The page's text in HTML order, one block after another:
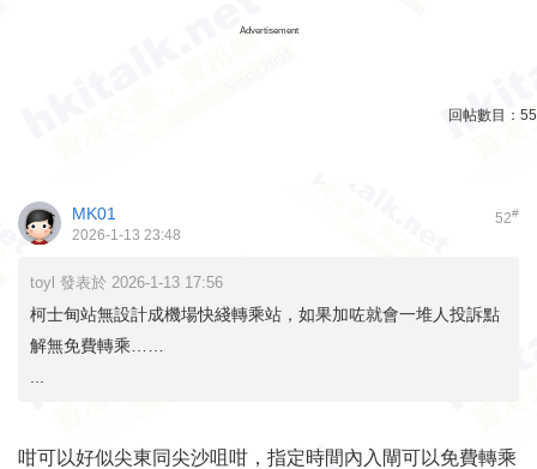
Advertisement
回帖數目： 55
52#
MK01
2026-1-13 23:48
toyl 發表於 2026-1-13 17:56
柯士甸站無設計成機場快綫轉乘站，如果加咗就會一堆人投訴點
解無免費轉乘……
咁可以好似尖東同尖沙咀咁，指定時間內入閘可以免費轉乘